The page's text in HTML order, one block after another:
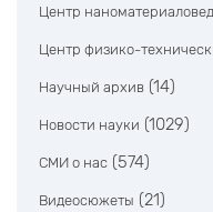
Центр
Центр физико-
Научный архив (14)
Новости науки (1029)
СМИ о нас (574)
Видеосюжеты (21)